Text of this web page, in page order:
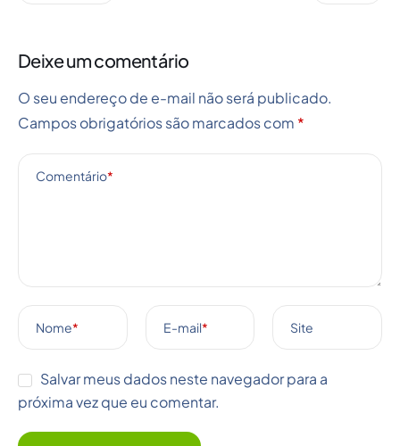
Deixe um comentário
O seu endereço de e-mail não será publicado.
Campos obrigatórios são marcados com *
Comentário*
Nome* E-mail* Site
Salvar meus dados neste navegador para a
próxima vez que eu comentar.